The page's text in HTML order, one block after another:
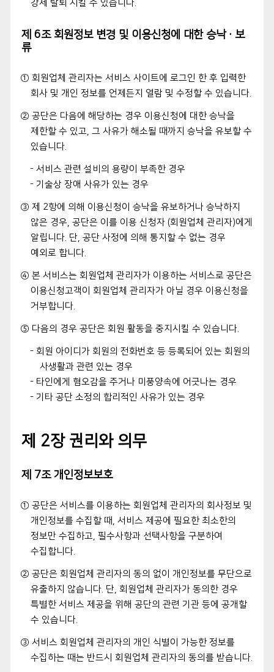
강제 탈퇴 시킬 수 있습니다.
제 6조 회원정보 변경 및 이용신청에 대한 승낙·보
류
① 회원업체 관리자는 서비스 사이트에 로그인 한 후 입력한
회사 및 개인 정보를 언제든지 열람 및 수정할 수 있습니다.
② 공단은 다음에 해당하는 경우 이용신청에 대한 승낙을
제한할 수 있고, 그 사유가 해소될 때까지 승낙을 유보할 수
있습니다.
- 서비스 관련 설비의 용량이 부족한 경우
- 기술상 장애 사유가 있는 경우
③ 제 2항에 의해 이용신청이 승낙을 유보하거나 승낙하지
않은 경우, 공단은 이를 이용 신청자 (회원업체 관리자)에게
알립니다. 단, 공단 사정에 의해 통지할 수 없는 경우
예외로 합니다.
④ 본 서비스는 회원업체 관리자가 이용하는 서비스로 공단은
이용신청고객이 회원업체 관리자가 아닐 경우 이용신청을
거부합니다.
⑤ 다음의 경우 공단은 회원 활동을 중지시킬 수 있습니다.
- 회원 아이디가 회원의 전화번호 등 등록되어 있는 회원의
사생활과 관련 있는 경우
- 타인에게 혐오감을 주거나 미풍양속에 어긋나는 경우
- 기타 공단 소정의 합리적인 사유가 있는 경우
제 2장 권리와 의무
제 7조 개인정보보호
① 공단은 서비스를 이용하는 회원업체 관리자의 회사정보 및
개인정보를 수집할 때, 서비스 제공에 필요한 최소한의
정보만 수집하고, 필수사항과 선택사항을 구분하여
수집합니다.
② 공단은 회원업체 관리자의 동의 없이 개인정보를 무단으로
유출하지 않습니다. 단, 회원업체 관리자가 동의한 경우
특별한 서비스 제공을 위해 공단의 관련 기관 등에 공개할
수 있습니다.
③ 서비스 회원업체 관리자의 개인 식별이 가능한 정보를
수집하는 때는 반드시 회원업체 관리자의 동의를 받습니다.